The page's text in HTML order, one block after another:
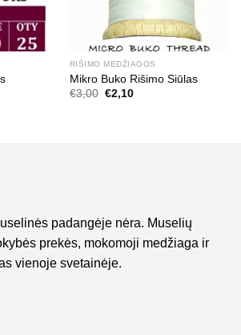
RIŠIMO MEDŽIAGOS
Mikro Buko Rišimo Siūlas
€3,00 Original
€2,10Current
padangėje nėra. Muselių
prekės, mokomoji medžiaga ir
vienoje svetainėje.